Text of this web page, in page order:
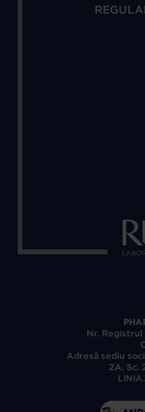
Nr.
Adresă sediu
2A, Sc.